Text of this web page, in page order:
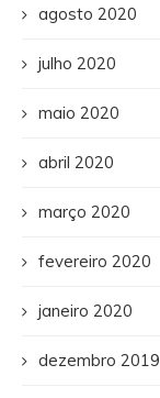
agosto 2020
julho 2020
maio 2020
abril 2020
março 2020
fevereiro 2020
janeiro 2020
dezembro 2019